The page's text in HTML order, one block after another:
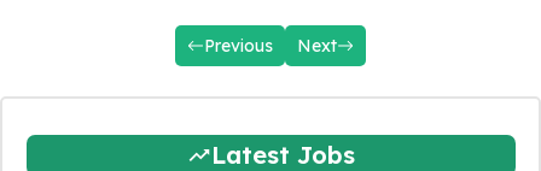
Previous Next
Latest Jobs